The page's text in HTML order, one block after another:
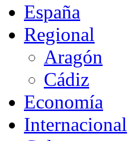
España
Regional
Aragón
Cádiz
Economía
Internacional